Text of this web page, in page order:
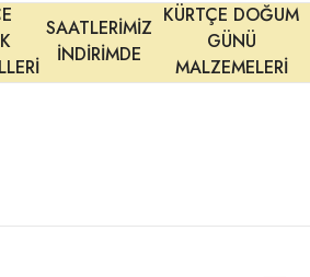
SAATLERİMİZ
İNDİRİMDE
KÜRTÇE DOĞUM
GÜNÜ
MALZEMELERİ